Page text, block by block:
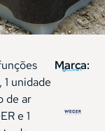
unidade
de ar
e 1
Marca: